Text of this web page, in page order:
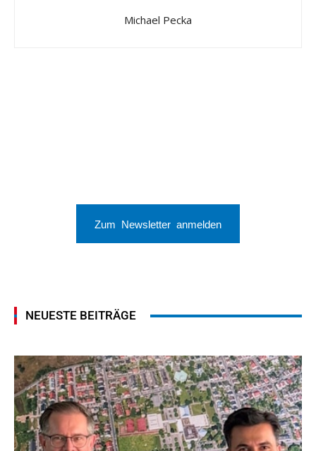
Michael Pecka
Zum Newsletter anmelden
NEUESTE BEITRÄGE